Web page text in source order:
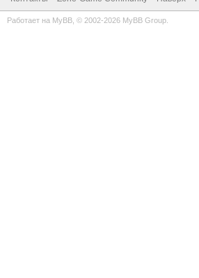
Работает на MyBB , © 2002-2026 MyBB Group